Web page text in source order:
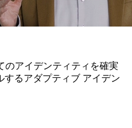
のアイデンティティを確実
するアダプティブ アイデン